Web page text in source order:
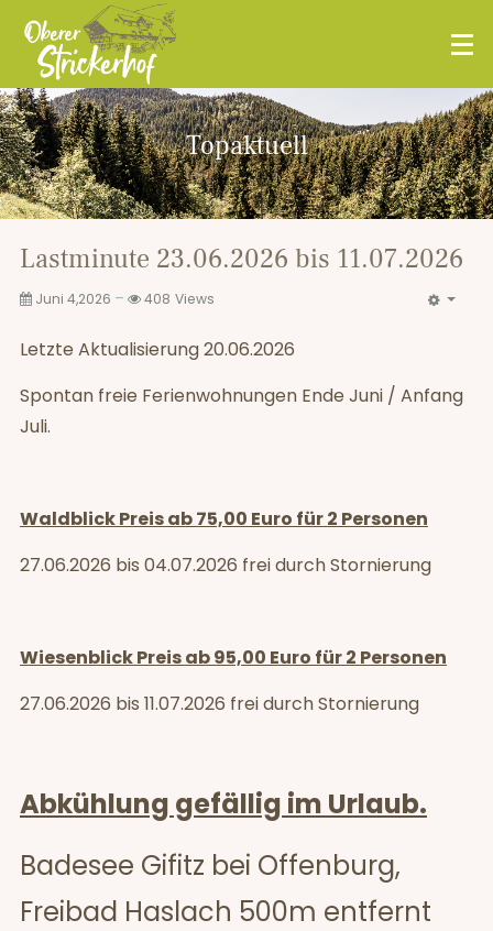
Topaktuell
Lastminute 23.06.2026 bis 11.07.2026
Juni 4,2026 408 Views
Letzte Aktualisierung 20.06.2026
Spontan freie Ferienwohnungen Ende Juni / Anfang
Juli.
Waldblick Preis ab 75,00 Euro für 2 Personen
27.06.2026 bis 04.07.2026 frei durch Stornierung
Wiesenblick Preis ab 95,00 Euro für 2 Personen
27.06.2026 bis 11.07.2026 frei durch Stornierung
Abkühlung gefällig im Urlaub.
Badesee Gifitz bei Offenburg,
Freibad Haslach 500m entfernt